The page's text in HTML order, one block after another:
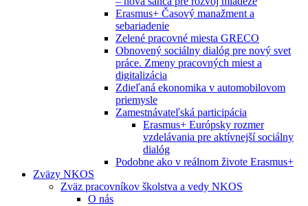
Erasmus+ Časový manažment a
sebariadenie
Zelené pracovné miesta GRECO
Obnovený sociálny dialóg pre nový svet
práce. Zmeny pracovných miest a
digitalizácia
Zdieľaná ekonomika v automobilovom
priemysle
Zamestnávateľská participácia
Erasmus+ Európsky rozmer
vzdelávania pre aktívnejší sociálny
dialóg
Podobne ako v reálnom živote Erasmus+
Zväzy NKOS
Zväz pracovníkov školstva a vedy NKOS
O nás